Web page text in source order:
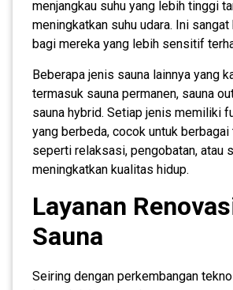
menjangkau suhu yang lebih tinggi
meningkatkan suhu udara. Ini
bagi mereka yang lebih sensitif
Beberapa jenis sauna lainnya yang
termasuk sauna permanen, sauna
sauna hybrid. Setiap jenis memiliki
yang berbeda, cocok untuk berbagai
seperti relaksasi, pengobatan, atau
meningkatkan kualitas hidup.
Layanan
Sauna
Seiring dengan perkembangan